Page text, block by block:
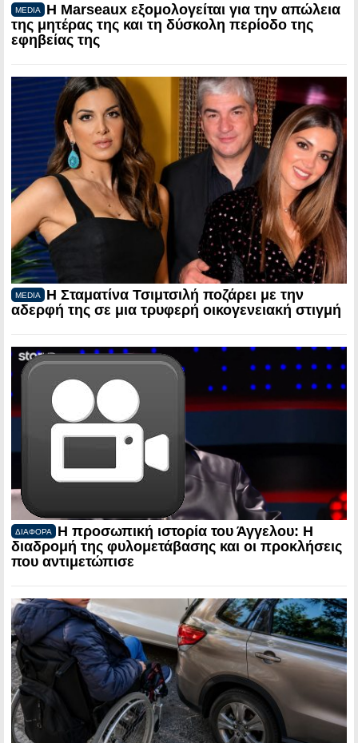
MEDIA
Η Marseaux εξομολογείται για την απώλεια
της μητέρας της και τη δύσκολη περίοδο της
εφηβείας της
MEDIA
Η Σταματίνα Τσιμτσιλή ποζάρει με την
αδερφή της σε μια τρυφερή οικογενειακή στιγμή
ΔΙΑΦΟΡΑ
Η προσωπική ιστορία του Άγγελου: Η
διαδρομή της φυλομετάβασης και οι προκλήσεις
που αντιμετώπισε